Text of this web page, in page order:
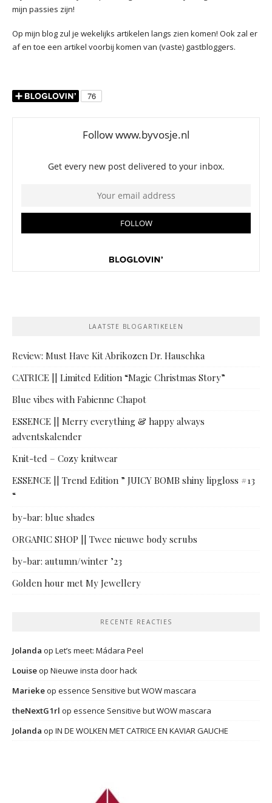
mijn passies zijn!
Op mijn blog zul je wekelijks artikelen langs zien komen! Ook zal er
af en toe een artikel voorbij komen van (vaste) gastbloggers.
LAATSTE BLOGARTIKELEN
Review: Must Have Kit Abrikozen Dr. Hauschka
CATRICE || Limited Edition “Magic Christmas Story”
Blue vibes with Fabienne Chapot
ESSENCE || Merry everything & happy always
adventskalender
Knit-ted – Cozy knitwear
ESSENCE || Trend Edition ” JUICY BOMB shiny lipgloss #13
“
by-bar: blue shades
ORGANIC SHOP || Twee nieuwe body scrubs
by-bar: autumn/winter ’23
Golden hour met My Jewellery
RECENTE REACTIES
Jolanda op Let’s meet: Mádara Peel
Louiseop Nieuwe insta door hack
Mariekeop essence Sensitive but WOW mascara
theNextG1rl op essence Sensitive but WOW mascara
Jolanda op IN DE WOLKEN MET CATRICE EN KAVIAR GAUCHE